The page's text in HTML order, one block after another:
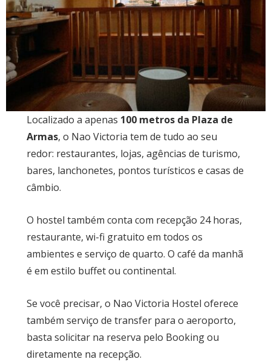
Localizado a apenas 100 metros da Plaza de
Armas, o Nao Victoria tem de tudo ao seu
redor: restaurantes, lojas, agências de turismo,
bares, lanchonetes, pontos turísticos e casas de
câmbio.
O hostel também conta com recepção 24 horas,
restaurante, wi-fi gratuito em todos os
ambientes e serviço de quarto. O café da manhã
é em estilo buffet ou continental.
Se você precisar, o Nao Victoria Hostel oferece
também serviço de transfer para o aeroporto,
basta solicitar na reserva pelo Booking ou
diretamente na recepção.